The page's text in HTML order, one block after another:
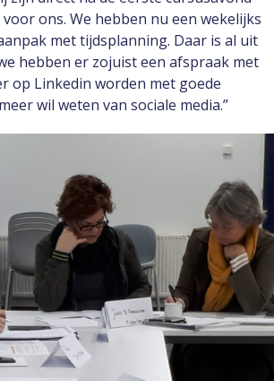
ons. We hebben nu een wekelijks
met tijdsplanning. Daar is al uit
hebben er zojuist een afspraak met
op Linkedin worden met goede
wil weten van sociale media.”